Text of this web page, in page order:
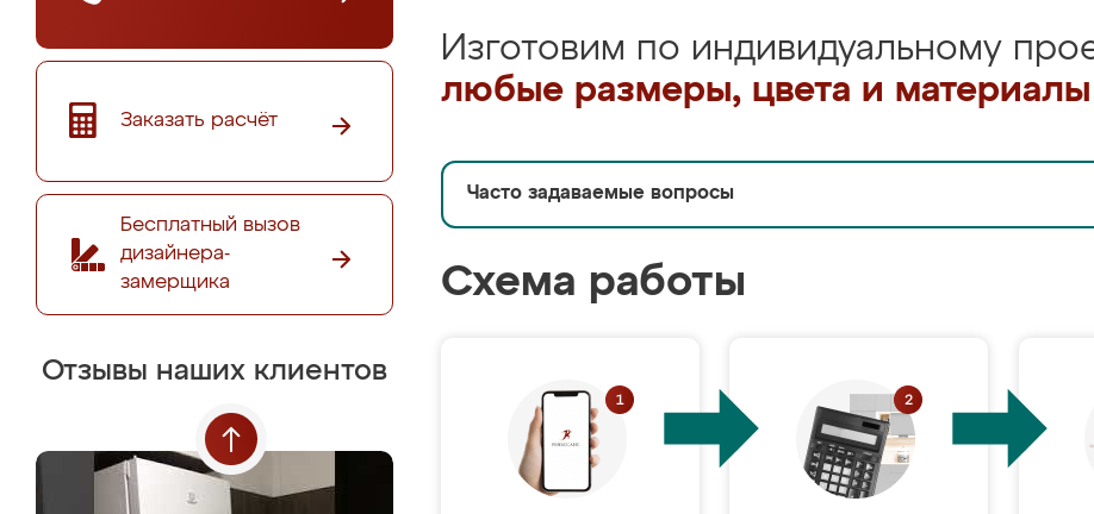
Заказать расчёт
Бесплатный вызов
дизайнера-
замерщика
Отзывы наших клиентов
Изготовим по индивидуальному
любые размеры, цвета и материалы
Часто задаваемые вопросы
Схема работы